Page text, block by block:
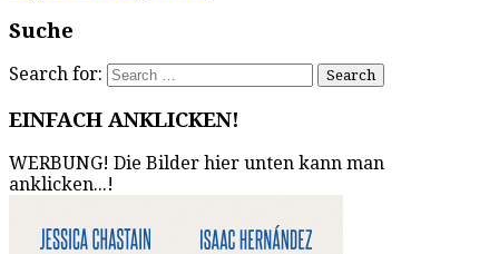
Suche
Search for:
EINFACH ANKLICKEN!
WERBUNG! Die Bilder hier unten kann man
anklicken...!